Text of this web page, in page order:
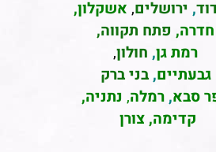
, ירושלים, אשקלון,
חדרה, פתח תקווה,
רמת גן, חולון,
גבעתיים,בני ברק
סבא,רמלה, נתניה,
קדימה, צורן